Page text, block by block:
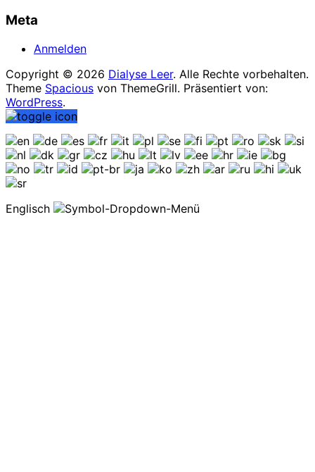
Meta
Anmelden
Copyright © 2026 Dialyse Leer. Alle Rechte vorbehalten.
Theme Spacious von ThemeGrill. Präsentiert von:
WordPress.
Englisch